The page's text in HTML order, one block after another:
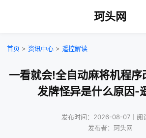
珂头网
首页 > 资讯中心 > 遥控解读
一看就会!全自动麻将机程序
发牌怪异是什么原因-
发布时间：2026-08-07｜阅
发布者：珂头网